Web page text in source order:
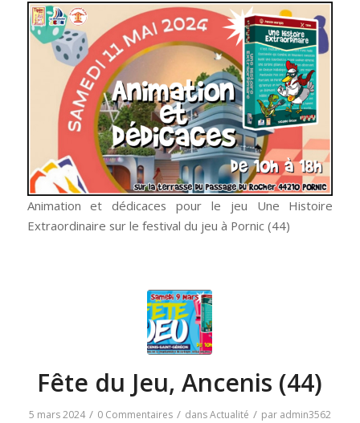
Animation et dédicaces pour le jeu Une Histoire
Extraordinaire sur le festival du jeu à Pornic (44)
Fête du Jeu, Ancenis (44)
5 mars 2024 / 0 Commentaires / dansActualité / par admin3562